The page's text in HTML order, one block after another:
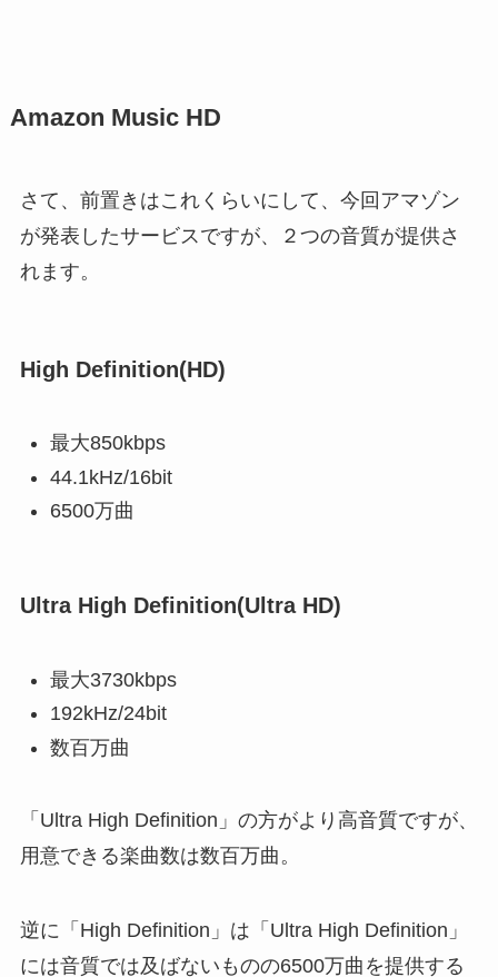
Amazon Music HD
さて、前置きはこれくらいにして、今回アマゾン
が発表したサービスですが、２つの音質が提供さ
れます。
High Definition(HD)
最大850kbps
44.1kHz/16bit
6500万曲
Ultra High Definition(Ultra HD)
最大3730kbps
192kHz/24bit
数百万曲
「Ultra High Definition」の方がより高音質ですが、
用意できる楽曲数は数百万曲。
逆に「High Definition」は「Ultra High Definition」
には音質では及ばないものの6500万曲を提供する